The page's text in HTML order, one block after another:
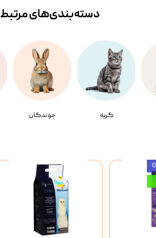
گربه جوندگان
دسته‌بندی‌‌های مرتبط